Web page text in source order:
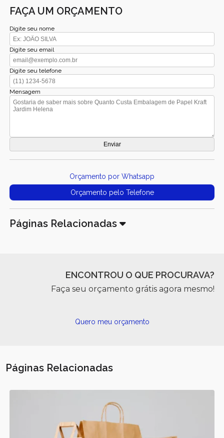
FAÇA UM ORÇAMENTO
Digite seu nome
Digite seu email
Digite seu telefone
Mensagem
Orçamento por Whatsapp
Orçamento pelo Telefone
Páginas Relacionadas
ENCONTROU O QUE PROCURAVA?
Faça seu orçamento grátis agora mesmo!
Quero meu orçamento
Páginas Relacionadas